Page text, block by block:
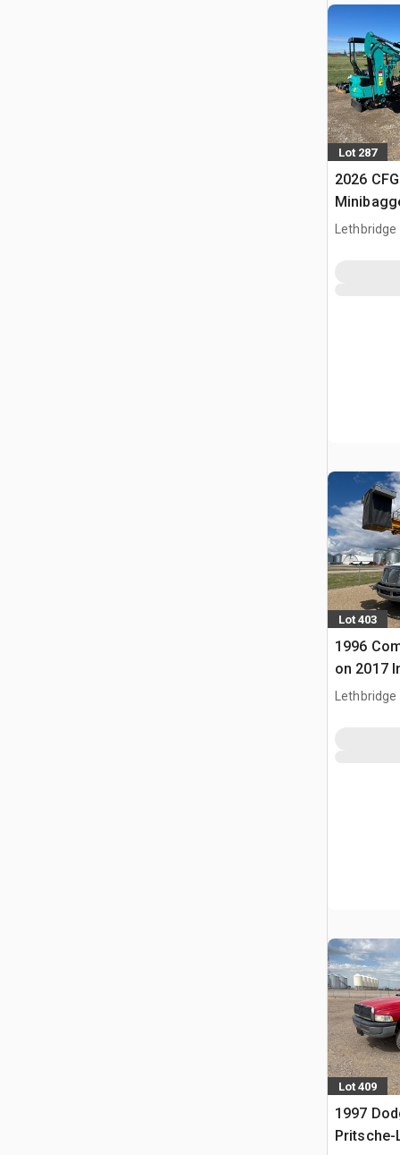
Lot 287
2026
Lot 403
1996
on 2017
4x2 Lkw-
Lot 409
1997
Pritsche-